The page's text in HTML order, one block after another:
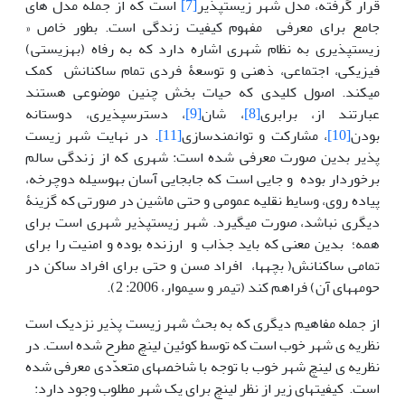
قرار گرفته، مدل شهر زیست‏پذیر[7]
است که از جمله مدل های
جامع برای معرفی مفهوم کیفیت زندگی است. بطور خاص «
زیست‎پذیری به نظام شهری اشاره دارد که به رفاه (بهزیستی)
فیزیکی، اجتماعی، ذهنی و توسعۀ فردی تمام ساکنانش کمک
می‎کند. اصول کلیدی که حیات بخش چنین موضوعی هستند
عبارتند از، برابری[8] ، شان[9] ، دسترس‏پذیری، دوستانه
بودن[10] ، مشارکت و توانمندسازی[11]
. در نهایت شهر زیست
پذیر بدین صورت معرفی شده است: شهری که از زندگی سالم
برخوردار بوده و جایی است که جابجایی آسان به‎وسیله دوچرخه،
پیاده روی، وسایط نقلیه عمومی و حتی ماشین در صورتی که گزینۀ
دیگری نباشد، صورت می‎گیرد. شهر زیست‏پذیر شهری است برای
همه؛ بدین معنی که باید جذاب و ارزنده بوده و امنیت را برای
تمامی ساکنانش( بچه‏ها‏، افراد مسن و حتی برای افراد ساکن در
حومه‏ها‏ی آن) فراهم کند (تیمر و سیموار، 2006: 2).
از جمله مفاهیم دیگری که به بحث شهر زیست پذیر نزدیک است
نظریه ی شهر خوب است که توسط کوئین لینچ مطرح شده است. در
نظریه ی لینچ شهر خوب با توجه با شاخص‏های متعدّدی معرفی شده
است. کیفیت‏های زیر از نظر لینچ برای یک شهر مطلوب وجود دارد: